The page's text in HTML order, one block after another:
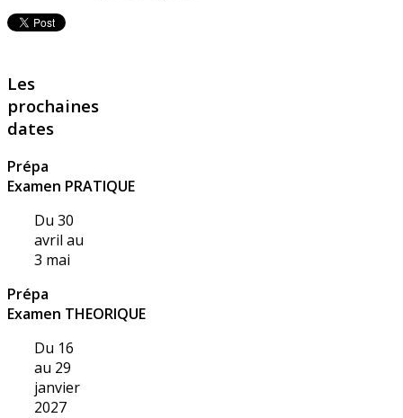
Les
prochaines
dates
Prépa
Examen PRATIQUE
Du 30
avril au
3 mai
Prépa
Examen THEORIQUE
Du 16
au 29
janvier
2027